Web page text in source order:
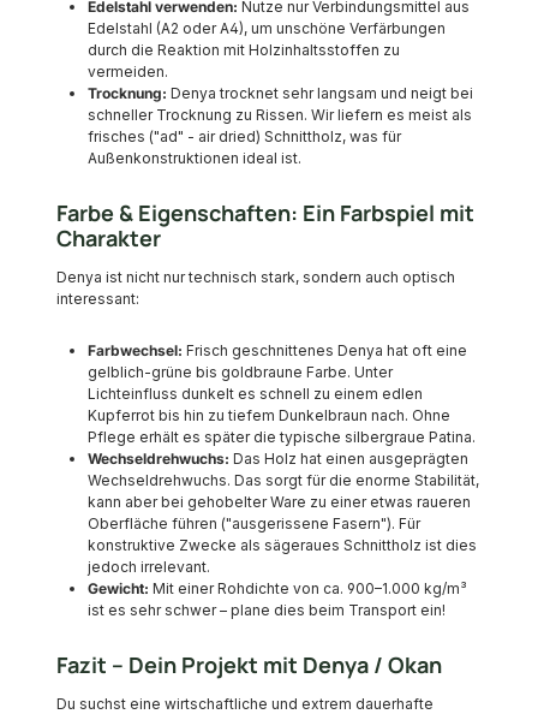
Edelstahl verwenden: Nutze nur Verbindungsmittel aus
Edelstahl (A2 oder A4), um unschöne Verfärbungen
durch die Reaktion mit Holzinhaltsstoffen zu
vermeiden.
Trocknung: Denya trocknet sehr langsam und neigt bei
schneller Trocknung zu Rissen. Wir liefern es meist als
frisches ("ad" - air dried) Schnittholz, was für
Außenkonstruktionen ideal ist.
Farbe & Eigenschaften: Ein Farbspiel mit
Charakter
Denya ist nicht nur technisch stark, sondern auch optisch
interessant:
Farbwechsel: Frisch geschnittenes Denya hat oft eine
gelblich-grüne bis goldbraune Farbe. Unter
Lichteinfluss dunkelt es schnell zu einem edlen
Kupferrot bis hin zu tiefem Dunkelbraun nach. Ohne
Pflege erhält es später die typische silbergraue Patina.
Wechseldrehwuchs: Das Holz hat einen ausgeprägten
Wechseldrehwuchs. Das sorgt für die enorme Stabilität,
kann aber bei gehobelter Ware zu einer etwas raueren
Oberfläche führen ("ausgerissene Fasern"). Für
konstruktive Zwecke als sägeraues Schnittholz ist dies
jedoch irrelevant.
Gewicht: Mit einer Rohdichte von ca. 900–1.000 kg/m³
ist es sehr schwer – plane dies beim Transport ein!
Fazit – Dein Projekt mit Denya / Okan
Du suchst eine wirtschaftliche und extrem dauerhafte